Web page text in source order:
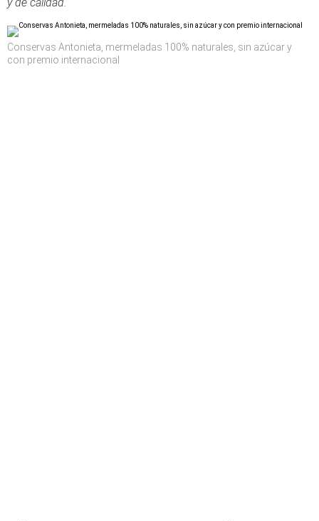
Conservas Antonieta, mermeladas 100% naturales, sin azúcar y
con premio internacional